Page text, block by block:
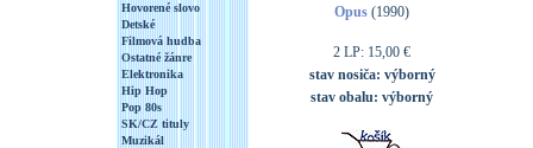
Hovorené slovo
Detské
Filmová hudba
Ostatné žánre
Elektronika
Hip Hop
Pop 80s
SK/CZ tituly
Muzikál
Opus (1990)
2 LP: 15,00 €
stav nosiča: výborný
stav obalu: výborný